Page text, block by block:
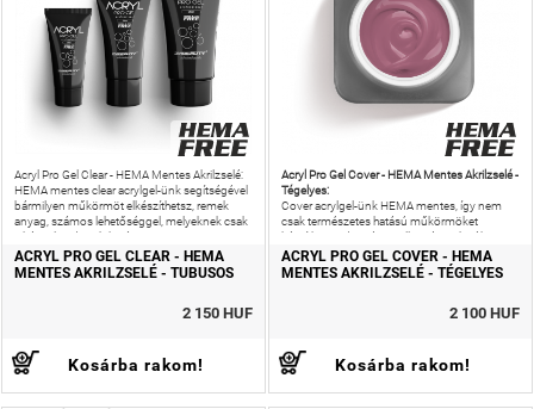
Acryl Pro Gel Clear - HEMA Mentes Akrilzselé:
HEMA mentes clear acrylgel-ünk segítségével
bármilyen műkörmöt elkészíthetsz, remek
anyag, számos lehetőséggel, melyeknek csak
a képzeleted szab határt!
ACRYL PRO GEL CLEAR - HEMA
MENTES AKRILZSELÉ - TUBUSOS
2 150 HUF
Kosárba rakom!
Acryl Pro Gel Cover - HEMA Mentes Akrilzselé -
Tégelyes:
Cover acrylgel-ünk HEMA mentes, így nem
csak természetes hatású műkörmöket
készíthetsz, de még az allergiás reakciók
kockázatát is csökkentheted!
ACRYL PRO GEL COVER - HEMA
MENTES AKRILZSELÉ - TÉGELYES
2 100 HUF
Kosárba rakom!